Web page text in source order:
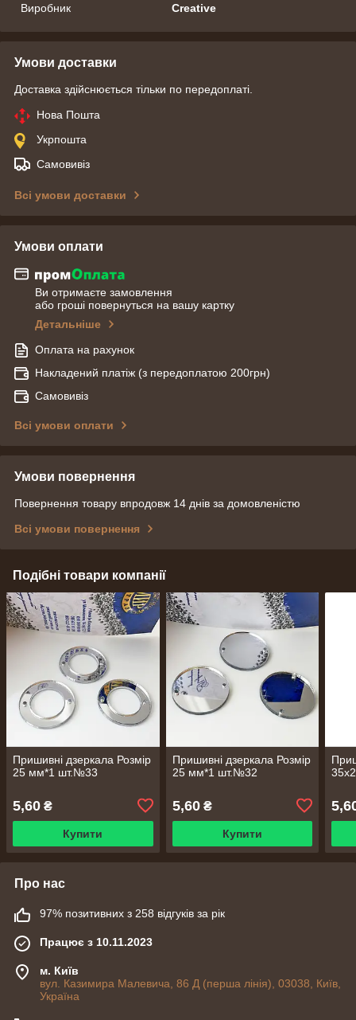
Виробник
Creative
Умови доставки
Доставка здійснюється тільки по передоплаті.
Нова Пошта
Укрпошта
Самовивіз
Всі умови доставки
Умови оплати
Ви отримаєте замовлення
або гроші повернуться на вашу картку
Детальніше
Оплата на рахунок
Накладений платіж (з передоплатою 200грн)
Самовивіз
Всі умови оплати
Умови повернення
Повернення товару впродовж 14 днів за домовленістю
Всі умови повернення
Подібні товари компанії
Пришивні дзеркала Розмір
25 мм*1 шт.№33
5,60 ₴
Купити
Пришивні дзеркала Розмір
25 мм*1 шт.№32
5,60₴
Купити
Про нас
97% позитивних з 258 відгуків за рік
Працює з 10.11.2023
м. Київ
вул. Казимира Малевича, 86 Д (перша лінія), 03038, Київ,
Україна